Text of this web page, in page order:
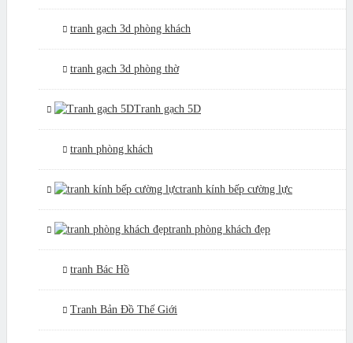
tranh gạch 3d phòng khách
tranh gạch 3d phòng thờ
Tranh gạch 5D
tranh phòng khách
tranh kính bếp cường lực
tranh phòng khách đẹp
tranh Bác Hồ
Tranh Bản Đồ Thế Giới